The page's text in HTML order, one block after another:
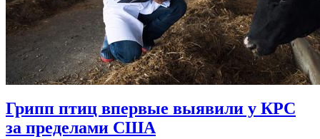
Грипп птиц впервые выявили у КРС
за пределами США